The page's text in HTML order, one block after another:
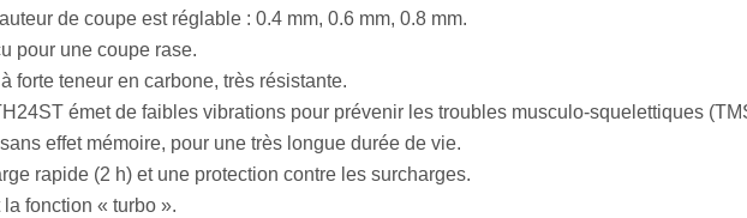
de coupe est réglable : 0.4 mm, 0.6 mm, 0.8 mm.
pour une coupe rase.
forte teneur en carbone, très résistante.
émet de faibles vibrations pour prévenir les troubles musculo-squelettiques
effet mémoire, pour une très longue durée de vie.
rapide (2 h) et une protection contre les surcharges.
fonction « turbo ».